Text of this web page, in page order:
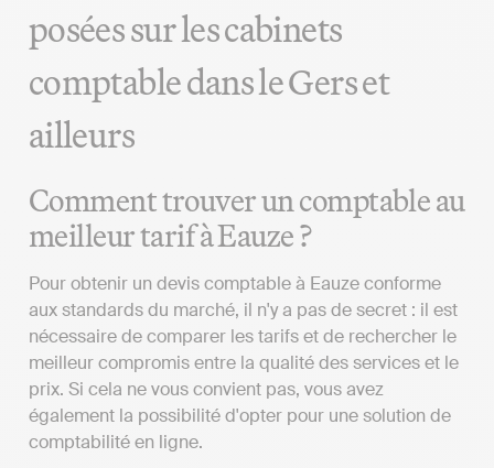
posées sur les cabinets
comptable dans le Gers et
ailleurs
Comment trouver un comptable au
meilleur tarif à Eauze ?
Pour obtenir un devis comptable à Eauze conforme
aux standards du marché, il n'y a pas de secret : il est
nécessaire de comparer les tarifs et de rechercher le
meilleur compromis entre la qualité des services et le
prix. Si cela ne vous convient pas, vous avez
également la possibilité d'opter pour une solution de
comptabilité en ligne.